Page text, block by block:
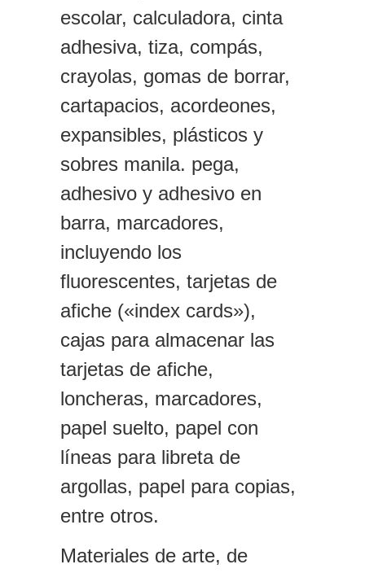
escolar, calculadora, cinta
adhesiva, tiza, compás,
crayolas, gomas de borrar,
cartapacios, acordeones,
expansibles, plásticos y
sobres manila. pega,
adhesivo y adhesivo en
barra, marcadores,
incluyendo los
fluorescentes, tarjetas de
afiche («index cards»),
cajas para almacenar las
tarjetas de afiche,
loncheras, marcadores,
papel suelto, papel con
líneas para libreta de
argollas, papel para copias,
entre otros.
Materiales de arte, de